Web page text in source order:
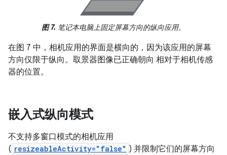
图 7. 笔记本电脑上固定屏幕方向的纵向应用。
在图 7 中，相机应用的界面是横向的，因为该应用的屏幕
方向仅限于纵向。取景器图像已正确朝向 相对于相机传感
器的位置。
嵌入式纵向模式
不支持多窗口模式的相机应用
( resizeableActivity="false" ) 并限制它们的屏幕方向